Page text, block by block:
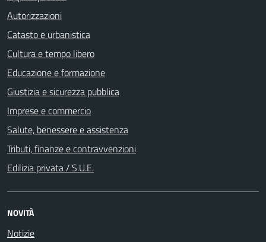
Autorizzazioni
Catasto e urbanistica
Cultura e tempo libero
Educazione e formazione
Giustizia e sicurezza pubblica
Imprese e commercio
Salute, benessere e assistenza
Tributi, finanze e contravvenzioni
Edilizia privata / S.U.E.
NOVITÀ
Notizie